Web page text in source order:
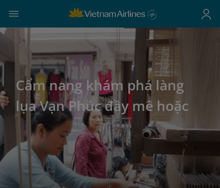
Cẩm nang khám phá làng
lụa Vạn Phúc đầy mê hoặc